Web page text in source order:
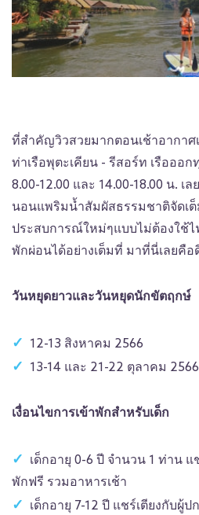
ที่สำคัญวิวสวยมากตอนเช้าอากาศเ
ท่าเรือพุตะเคียน - รีสอร์ท เรือออก
8.00-12.00 และ 14.00-18.00 น.
นอนแพริมน้ำสัมผัสธรรมชาติจัดเ
ประสบการณ์ใหม่ๆแบบไม่ต้องใช้
พักผ่อนได้อย่างเต็มที่ มาที่นี่เลยคือ
วันหยุดยาวและวันหยุดนักขัตฤกษ์
12-13 สิงหาคม 2566
13-14 และ 21-22 ตุลาคม 2566
เงื่อนไขการเข้าพักสำหรับเด็ก
เด็กอายุ 0-6 ปี จำนวน 1 ท่าน แ
พักฟรี รวมอาหารเช้า
เด็กอายุ 7-12 ปี แชร์เตียงกับผู้